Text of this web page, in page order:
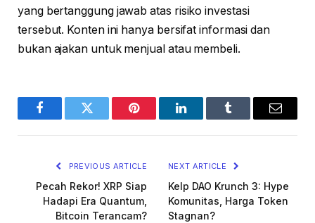
yang bertanggung jawab atas risiko investasi
tersebut. Konten ini hanya bersifat informasi dan
bukan ajakan untuk menjual atau membeli.
FacebookTwitter Pinterest LinkedInTumblr Email
PREVIOUS ARTICLE
Pecah Rekor! XRP Siap
Hadapi Era Quantum,
Bitcoin Terancam?
NEXT ARTICLE
Kelp DAO Krunch 3: Hype
Komunitas, Harga Token
Stagnan?